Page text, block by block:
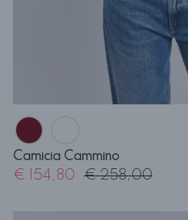
Camicia Cammino
€ 154,80 € 258,00